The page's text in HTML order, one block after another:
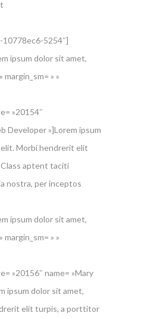
10778ec6-5254″]
ipsum dolor sit amet,
» »
»20154″
Developer »]Lorem ipsum
Morbi hendrerit elit
aptent taciti
nostra, per inceptos
ipsum dolor sit amet,
» »
»20156″ name= »Mary
ipsum dolor sit amet,
elit turpis, a porttitor